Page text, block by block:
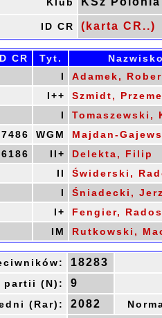
ID CR (karta CR..)
CR Tyt.
I
Adamek,
I++
Szmidt,
I
Tomaszewski,
7486 WGM
Majdan-
II+
Delekta, Filip
II
Świderski,
I
Śniadecki,
I+
Fengier,
IM Rutkowski,
18283
partii (N): 9
(Rar): 2082